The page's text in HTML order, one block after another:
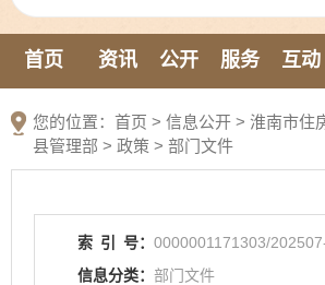
首页 资讯 公开 服务 互动
您的位置： 首页 > 信息公开 > 淮南市住
县管理部 > 政策 > 部门文件
索 引 号： 0000001171303/
信息分类： 部门文件